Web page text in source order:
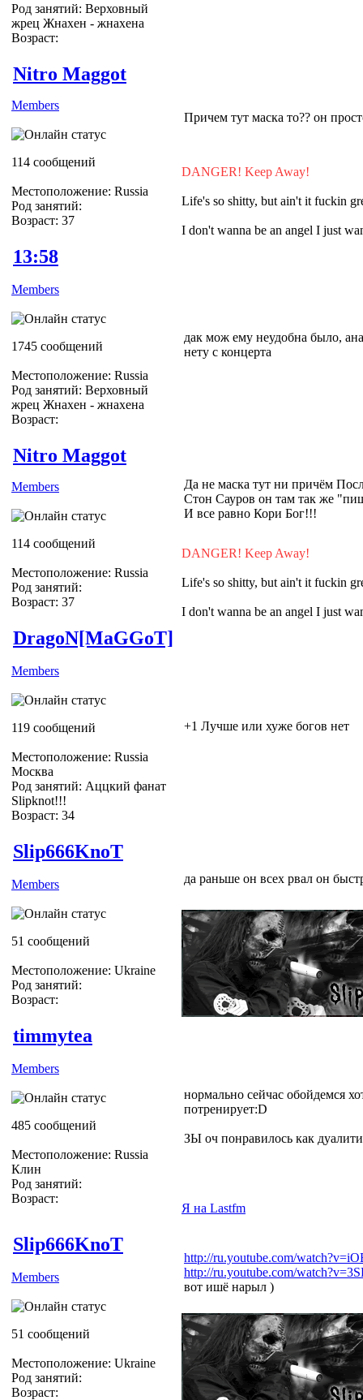
Род занятий: Верховный
жрец Жнахен - жнахена
Возраст:
Nitro Maggot
Members
114 сообщений
Местоположение: Russia
Род занятий:
Возраст: 37
Причем тут маска то?? он
DANGER! Keep Away!
Life's so shitty, but ain't it fuckin
I don't wanna be an angel I just
13:58
Members
1745 сообщений
Местоположение: Russia
Род занятий: Верховный
жрец Жнахен - жнахена
Возраст:
дак мож ему неудобна было,
нету с концерта
Nitro Maggot
Members
114 сообщений
Местоположение: Russia
Род занятий:
Возраст: 37
Да не маска тут ни причём
Стон Сауров он там так же
И все равно Кори Бог!!!
DANGER! Keep Away!
Life's so shitty, but ain't it fuckin
I don't wanna be an angel I just
DragoN[MaGGoT]
Members
119 сообщений
Местоположение: Russia
Москва
Род занятий: Аццкий фанат
Slipknot!!!
Возраст: 34
+1 Лучше или хуже богов нет
Slip666KnoT
Members
51 сообщений
Местоположение: Ukraine
Род занятий:
Возраст:
да раньше он всех рвал он
timmytea
Members
485 сообщений
Местоположение: Russia
Клин
Род занятий:
Возраст:
нормально сейчас обойдемся
потренирует:D
ЗЫ оч понравилось как
Я на Lastfm
Slip666KnoT
Members
51 сообщений
Местоположение: Ukraine
Род занятий:
Возраст:
http://ru.youtube.com/
http://ru.youtube.com/
вот ишё нарыл )